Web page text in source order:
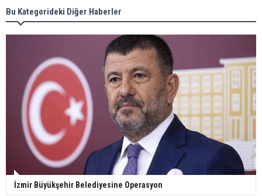
Bu Kategorideki Diğer Haberler
İzmir Büyükşehir Belediyesine Operasyon